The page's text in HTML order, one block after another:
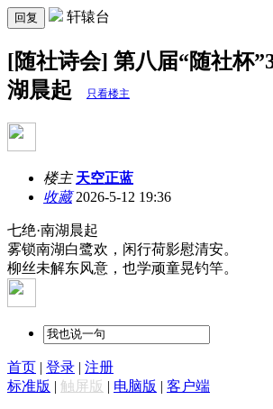
回复 轩辕台
[随社诗会] 第八届“随社杯
湖晨起
只看楼主
楼主 天空正蓝
收藏2026-5-12 19:36
七绝·南湖晨起
雾锁南湖白鹭欢，闲行荷影慰清安。
柳丝未解东风意，也学顽童晃钓竿。
首页 | 登录 | 注册
标准版 | 触屏版 | 电脑版 | 客户端